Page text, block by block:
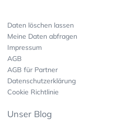
Daten löschen lassen
Meine Daten abfragen
Impressum
AGB
AGB für Partner
Datenschutzerklärung
Cookie Richtlinie
Unser Blog